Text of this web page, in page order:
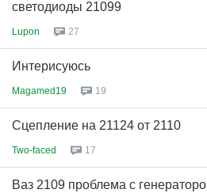
светодиоды 21099
Lupon 27
Интерисуюсь
Magamed19 19
Сцепление на 21124 от 2110
Two-faced 17
Ваз 2109 проблема с